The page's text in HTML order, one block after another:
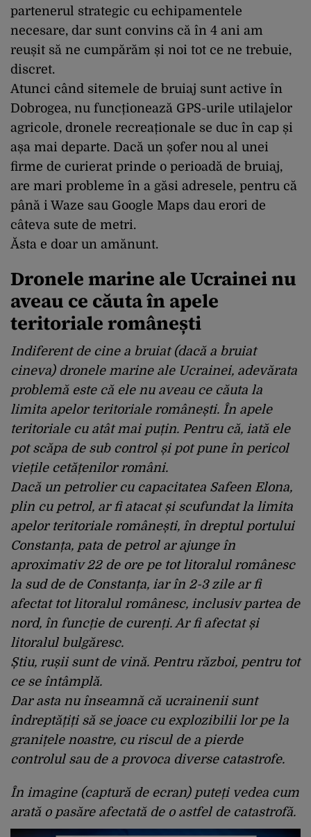
partenerul strategic cu echipamentele
necesare, dar sunt convins că în 4 ani am
reușit să ne cumpărăm și noi tot ce ne trebuie,
discret.
Atunci când sitemele de bruiaj sunt active în
Dobrogea, nu funcționează GPS-urile utilajelor
agricole, dronele recreaționale se duc în cap și
așa mai departe. Dacă un șofer nou al unei
firme de curierat prinde o perioadă de bruiaj,
are mari probleme în a găsi adresele, pentru că
până i Waze sau Google Maps dau erori de
câteva sute de metri.
Ăsta e doar un amănunt.
Dronele marine ale Ucrainei nu
aveau ce căuta în apele
teritoriale românești
Indiferent de cine a bruiat (dacă a bruiat
cineva) dronele marine ale Ucrainei, adevărata
problemă este că ele nu aveau ce căuta la
limita apelor teritoriale românești. În apele
teritoriale cu atât mai puțin. Pentru că, iată ele
pot scăpa de sub control și pot pune în pericol
viețile cetățenilor români.
Dacă un petrolier cu capacitatea Safeen Elona,
plin cu petrol, ar fi atacat și scufundat la limita
apelor teritoriale românești, în dreptul portului
Constanța, pata de petrol ar ajunge în
aproximativ 22 de ore pe tot litoralul românesc
la sud de de Constanța, iar în 2-3 zile ar fi
afectat tot litoralul românesc, inclusiv partea de
nord, în funcție de curenți. Ar fi afectat și
litoralul bulgăresc.
Știu, rușii sunt de vină. Pentru război, pentru tot
ce se întâmplă.
Dar asta nu înseamnă că ucrainenii sunt
îndreptățiți să se joace cu explozibilii lor pe la
granițele noastre, cu riscul de a pierde
controlul sau de a provoca diverse catastrofe.
În imagine (captură de ecran) puteți vedea cum
arată o pasăre afectată de o astfel de catastrofă.